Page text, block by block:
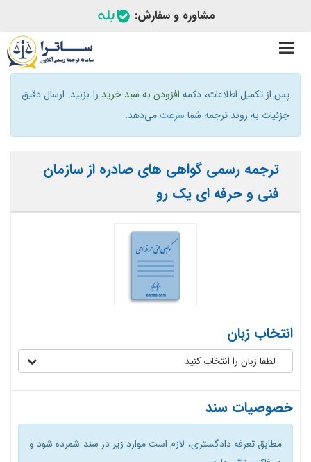
مشاوره و سفارش:
Toggle
navigation
پس از تکمیل اطلاعات، دکمه افزودن به سبد خرید را بزنید. ارسال دقیق
جزئیات به روند ترجمه شما سرعتمی‌دهد.
ترجمه رسمی گواهی های صادره از سازمان
فنی و حرفه ای یک رو
انتخاب زبان
لطفا زبان را انتخاب کنید
خصوصیات سند
مطابق تعرفه دادگستری، لازم است موارد زیر در سند شمرده شود و